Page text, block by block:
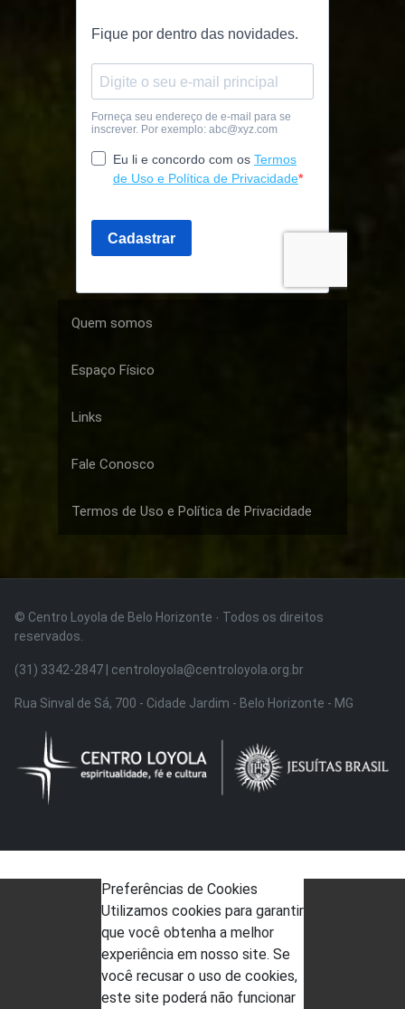
Quem somos
Espaço Físico
Links
Fale Conosco
Termos de Uso e Política de Privacidade
© Centro Loyola de Belo Horizonte · Todos os direitos
reservados.
(31) 3342-2847 | centroloyola@centroloyola.org.br
Rua Sinval de Sá, 700 - Cidade Jardim - Belo Horizonte - MG
Preferências de Cookies
Utilizamos cookies para garantir
que você obtenha a melhor
experiência em nosso site. Se
você recusar o uso de cookies,
este site poderá não funcionar